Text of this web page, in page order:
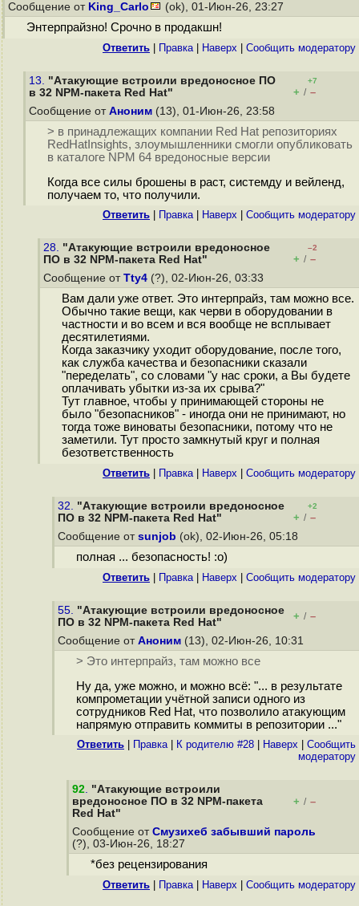
Сообщение от King_Carlo (ok), 01-Июн-26, 23:27
Энтерпрайзно! Срочно в продакшн!
Ответить Правка| Наверх Cообщить модератору
13. "Атакующие встроили вредоносное ПО
в 32 NPM-пакета Red Hat"
+7
+ / –
Сообщение от Аноним (13), 01-Июн-26, 23:58
> в принадлежащих компании Red Hat репозиториях
RedHatInsights, злоумышленники смогли опубликовать
в каталоге NPM 64 вредоносные версии
Когда все силы брошены в раст, системду и вейленд,
получаем то, что получили.
Ответить Правка| Наверх Cообщить модератору
28. "Атакующие встроили вредоносное
ПО в 32 NPM-пакета Red Hat"
–2
+ / –
Сообщение от Tty4 (?), 02-Июн-26, 03:33
Вам дали уже ответ. Это интерпрайз, там можно все.
Обычно такие вещи, как черви в оборудовании в
частности и во всем и вся вообще не всплывает
десятилетиями.
Когда заказчику уходит оборудование, после того,
как служба качества и безопасники сказали
"переделать", со словами "у нас сроки, а Вы будете
оплачивать убытки из-за их срыва?"
Тут главное, чтобы у принимающей стороны не
было "безопасников" - иногда они не принимают, но
тогда тоже виноваты безопасники, потому что не
заметили. Тут просто замкнутый круг и полная
безответственность
Ответить Правка| Наверх Cообщить модератору
32. "Атакующие встроили вредоносное
ПО в 32 NPM-пакета Red Hat"
+2
+ / –
Сообщение от sunjob (ok), 02-Июн-26, 05:18
полная ... безопасность! :о)
Ответить Правка| Наверх Cообщить модератору
55. "Атакующие встроили вредоносное
ПО в 32 NPM-пакета Red Hat"
+ / –
Сообщение от Аноним (13), 02-Июн-26, 10:31
> Это интерпрайз, там можно все
Ну да, уже можно, и можно всё: "... в результате
компрометации учётной записи одного из
сотрудников Red Hat, что позволило атакующим
напрямую отправить коммиты в репозитории ..."
Ответить Правка| К родителю #28 Наверх
Cообщить
модератору
92. "Атакующие встроили
вредоносное ПО в 32 NPM-пакета
Red Hat"
+ / –
Сообщение от Смузихеб забывший пароль
(?), 03-Июн-26, 18:27
*без рецензирования
Ответить Правка| Наверх Cообщить модератору